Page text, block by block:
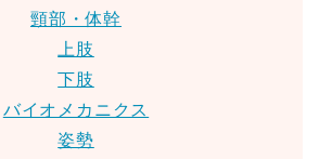
頸部・体幹
上肢
下肢
バイオメカニクス
姿勢